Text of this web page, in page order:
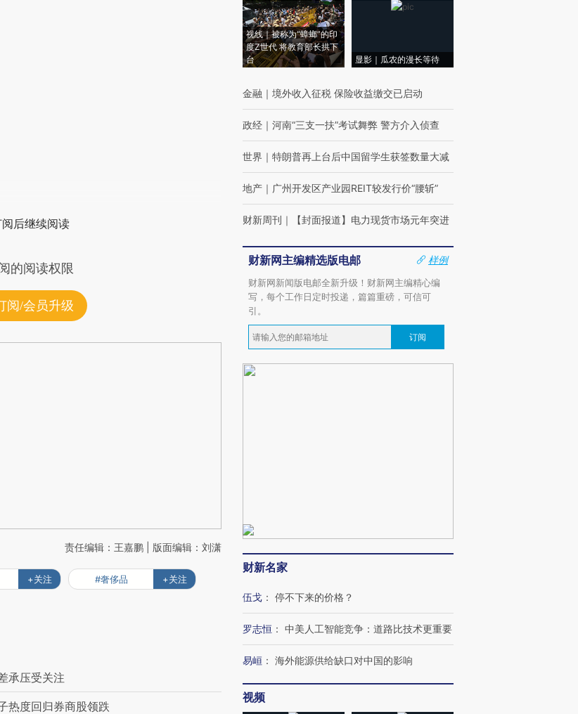
后继续阅读
的阅读权限
阅/会员升级
责任编辑：王嘉鹏 | 版面编辑：刘潇
+关注 #奢侈品 +关注
承压受关注
热度回归券商股领跌
视线｜被称为“蟑螂”的印
度Z世代 将教育部长拱下
台
显影｜瓜农的漫长等待
金融 ｜ 境外收入征税 保险收益缴交已启动
政经 ｜ 河南“三支一扶”考试舞弊 警方介入侦查
世界 ｜ 特朗普再上台后中国留学生获签数量大减
地产 ｜ 广州开发区产业园REIT较发行价“腰斩”
财新周刊 ｜ 【封面报道】电力现货市场元年突进
财新网主编精选版电邮
样例
财新网新闻版电邮全新升级！财新网主编精心编
写，每个工作日定时投递，篇篇重磅，可信可
引。
订阅
财新名家
伍戈 ： 停不下来的价格？
罗志恒 ： 中美人工智能竞争：道路比技术更重要
易峘 ： 海外能源供给缺口对中国的影响
视频